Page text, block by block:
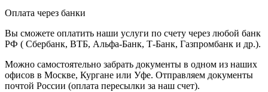
Оплата через банки
Вы сможете оплатить наши услуги по счету через любой банк
РФ ( Сбербанк, ВТБ, Альфа-Банк, Т-Банк, Газпромбанк и др.).
Можно самостоятельно забрать документы в одном из наших
офисов в Москве, Кургане или Уфе. Отправляем документы
почтой России (оплата пересылки за наш счет).